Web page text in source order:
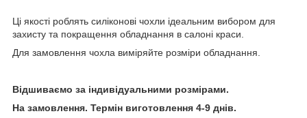
Ці якості роблять силіконові чохли ідеальним вибором для
захисту та покращення обладнання в салоні краси.
Для замовлення чохла виміряйте розміри обладнання.
Відшиваємо за індивідуальними розмірами.
На замовлення. Термін виготовлення 4-9 днів.